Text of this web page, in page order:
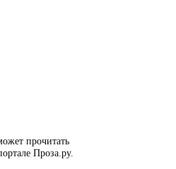
прочитать
Проза.ру.